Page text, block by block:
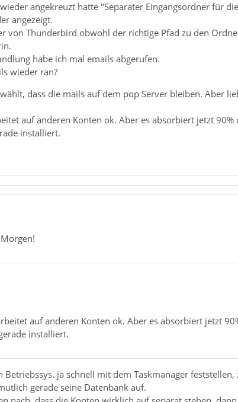
angekreuzt hatte "Separater Eingangsordner für
angezeigt.
von Thunderbird obwohl der richtige Pfad zu den
habe ich mal emails abgerufen.
wieder ran?
dass die mails auf dem pop Server bleiben. Aber
auf anderen Konten ok. Aber es absorbiert jetzt 90%
installiert.
auf anderen Konten ok. Aber es absorbiert jetzt
installiert.
Betriebssys. ja schnell mit dem Taskmanager
gerade seine Datenbank auf.